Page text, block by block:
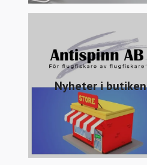
Nyheter i butiken